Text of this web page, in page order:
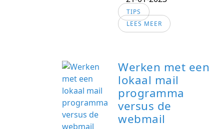
TIPS
LEES MEER
Werken met een
lokaal mail
programma
versus de
webmail